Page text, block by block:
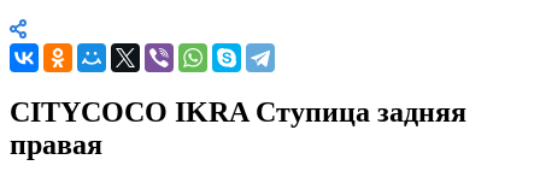
CITYCOCO IKRA Ступица задняя
правая